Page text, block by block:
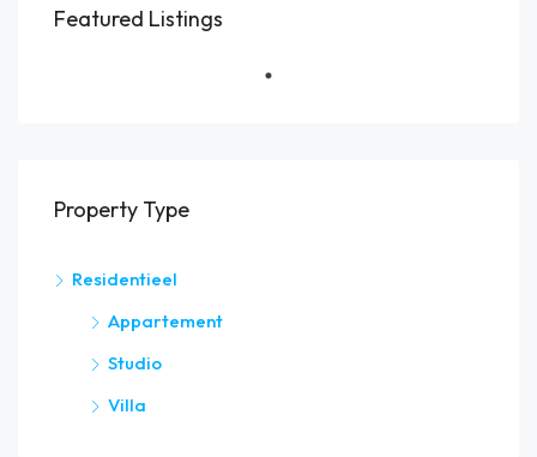
Featured Listings
Property Type
Residentieel
Appartement
Studio
Villa